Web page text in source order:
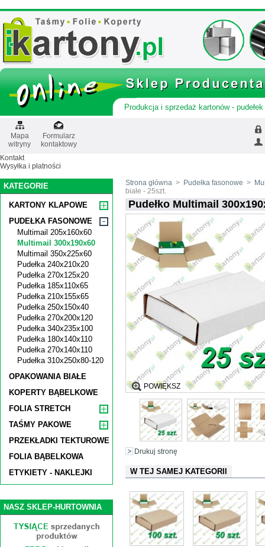
Produkcja i sprzedaż kartonów -
Mapa
witryny
Formularz
kontaktowy
Kontakt
Wysyłka i płatności
KATEGORIE
KARTONY KLAPOWE
PUDEŁKA FASONOWE
Multimail 205x160x60
Multimail 300x190x60
Multimail 350x225x60
Pudełka 240x210x20
Pudełka 270x125x20
Pudełka 185x110x65
Pudełka 210x155x65
Pudełka 250x150x40
Pudełka 270x200x120
Pudełka 340x235x100
Pudełka 180x140x110
Pudełka 270x140x110
Pudełka 310x250x80-120
OPAKOWANIA BIAŁE
KOPERTY BĄBELKOWE
FOLIA STRETCH
TAŚMY PAKOWE
PRZEKŁADKI TEKTUROWE
FOLIA BĄBELKOWA
ETYKIETY - NAKLEJKI
NASZ SKLEP-HURTOWNIA
Strona główna > Pudełka fasonowe >
białe - 25szt.
Pudełko Multimail
POWIĘKSZ
Drukuj stronę
W TEJ SAMEJ KATEGORII